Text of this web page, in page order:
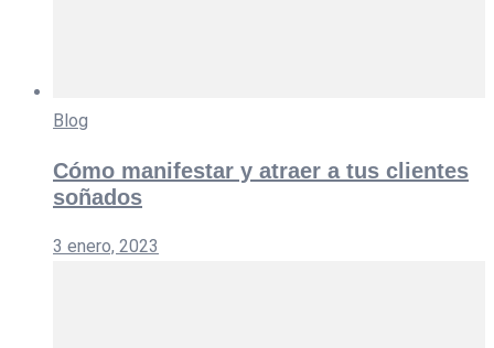
Blog
Cómo manifestar y atraer a tus clientes
soñados
3 enero, 2023